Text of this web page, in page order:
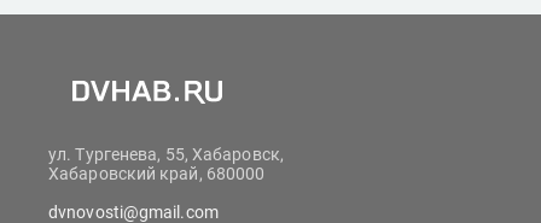
ул. Тургенева, 55, Хабаровск,
Хабаровский край, 680000
dvnovosti@gmail.com